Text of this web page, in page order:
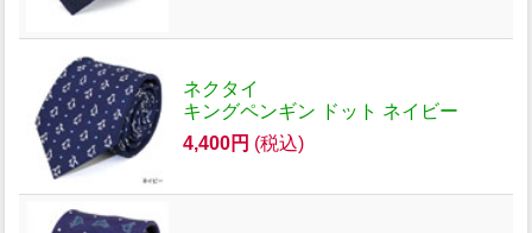
ネクタイ
キングペンギン ドット ネイビー
4,400円 (税込)